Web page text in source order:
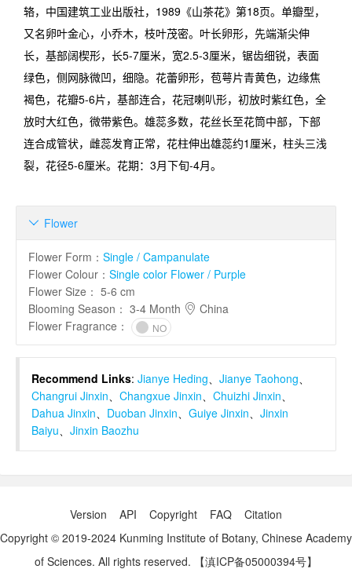
辂，中国建筑工业出版社， 1989 《山茶花》第18页。单瓣型，
又名卵叶金心，小乔木，枝叶茂密。叶长卵形，先端渐尖伸
长，基部阔楔形，长5-7厘米，宽2.5-3厘米，锯齿细锐，表面
绿色，侧网脉微凹，细隐。花蕾卵形，苞萼片青黄色，边缘焦
褐色，花瓣5-6片，基部连合，花冠喇叭形，初放时紫红色，全
放时大红色，微带紫色。雄蕊多数，花丝长至花筒中部，下部
连合成管状，雌蕊发育正常，花柱伸出雄蕊约1 厘米，柱头三浅
裂，花径5-6厘米。花期： 3月下旬-4月。
Flower

Flower Form ： Single / Campanulate
Flower Colour ： Single color Flower / Purple
Flower Size ： 5-6 cm
Blooming Season ： 3-4 Month
China
Flower Fragrance ： NO
Recommend Links: Jianye Heding、 Jianye Taohong、
Changrui Jinxin、 Changxue Jinxin、 Chuizhi Jinxin、
Dahua Jinxin、 Duoban Jinxin、 Guiye Jinxin、 Jinxin
Baiyu、 Jinxin Baozhu
Version API Copyright FAQ
Citation
Copyright © 2019-2024 Kunming Institute of Botany, Chinese Academy
of Sciences. All rights reserved.
【滇ICP备05000394号】